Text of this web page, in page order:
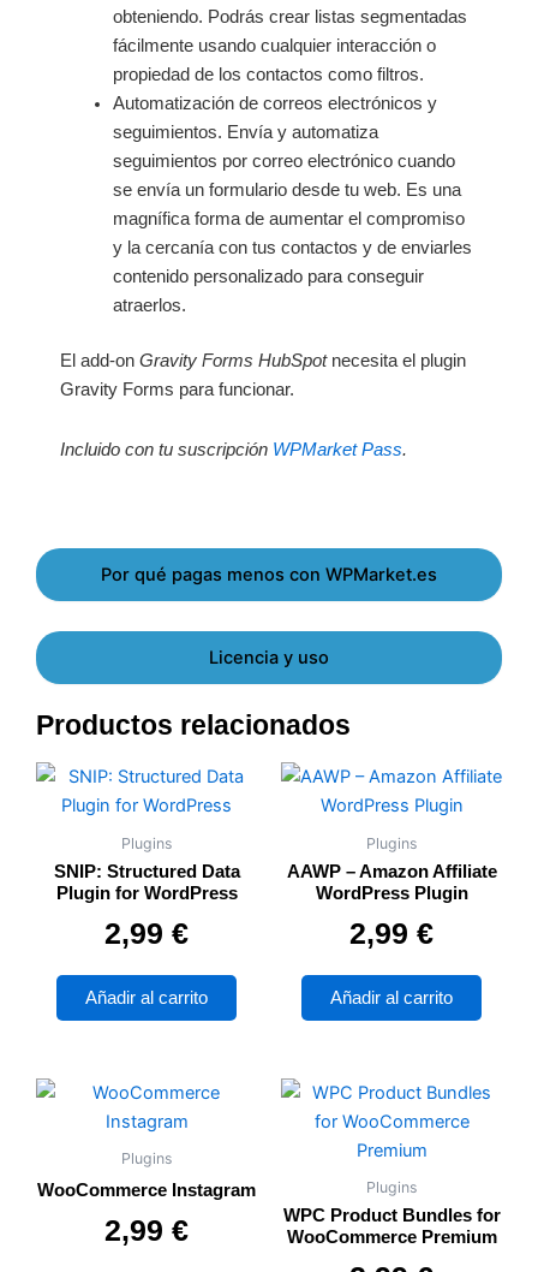
Por qué pagas menos con WPMarket.es
Licencia y uso
obteniendo. Podrás crear listas segmentadas
fácilmente usando cualquier interacción o
propiedad de los contactos como filtros.
Automatización de correos electrónicos y
seguimientos. Envía y automatiza
seguimientos por correo electrónico cuando
se envía un formulario desde tu web. Es una
magnífica forma de aumentar el compromiso
y la cercanía con tus contactos y de enviarles
contenido personalizado para conseguir
atraerlos.
El add-on Gravity Forms HubSpotnecesita el plugin
Gravity Forms para funcionar.
Incluido con tu suscripción WPMarket Pass.
Productos relacionados
Plugins
SNIP: Structured Data
Plugin for WordPress
2,99 €
Añadir al carrito
Plugins
AAWP – Amazon Affiliate
WordPress Plugin
2,99 €
Añadir al carrito
Plugins
WooCommerce Instagram
2,99 €
Plugins
WPC Product Bundles for
WooCommerce Premium